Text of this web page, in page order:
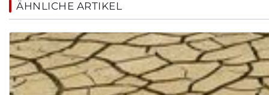
ÄHNLICHE ARTIKEL